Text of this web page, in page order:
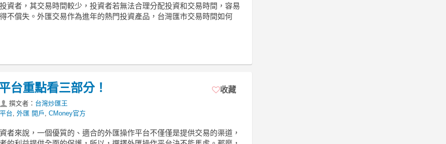
資者，其交易時間較少，投資者若無法合理分配投資和交易時間，容易
不償失。外匯交易作為進年的熱門投資產品，台灣匯市交易時間如何
台重點看三部分！
撰文者： 台灣炒匯王
台 外匯 開戶 CMoney官方
收藏
者來說，一個優質的、適合的外匯操作平台不僅僅是提供交易的渠道，